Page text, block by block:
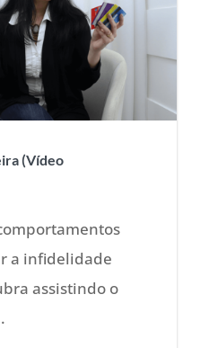
(Vídeo
a infidelidade
assistindo o